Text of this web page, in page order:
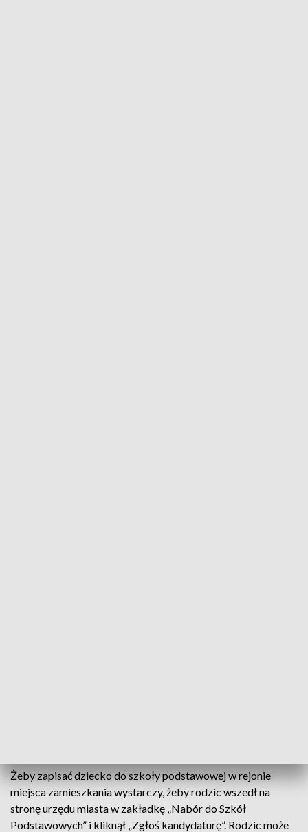
Żeby zapisać dziecko do szkoły podstawowej w rejonie
miejsca zamieszkania wystarczy, żeby rodzic wszedł na
stronę urzędu miasta w zakładkę „Nabór do Szkół
Podstawowych” i kliknął „Zgłoś kandydaturę”. Rodzic może